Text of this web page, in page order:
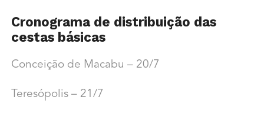
Cronograma de distribuição das
cestas básicas
Conceição de Macabu – 20/7
Teresópolis – 21/7